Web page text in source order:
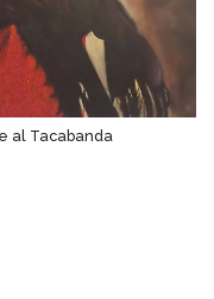
al Tacabanda